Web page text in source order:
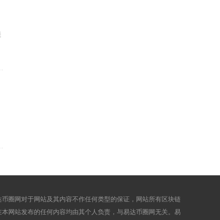
圈网对于网站及其内容不作任何类型的保证，网站所有区块链
网站发布的任何内容均由其个人负责，与易达币圈网无关。易